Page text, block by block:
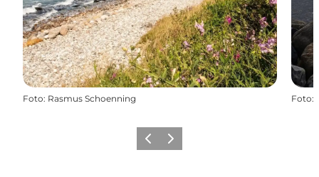
Foto: Rasmus Schoenning Foto:
Vorige Volgende